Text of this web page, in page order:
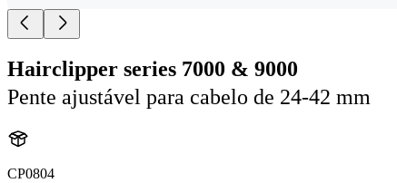
Hairclipper series 7000 & 9000
Pente ajustável para cabelo de 24-42 mm
CP0804